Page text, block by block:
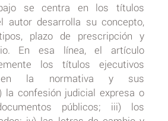
se centra en los títulos
autor desarrolla su concepto,
plazo de prescripción y
En esa línea, el artículo
los títulos ejecutivos
en la normativa y sus
la confesión judicial expresa o
públicos; iii) los